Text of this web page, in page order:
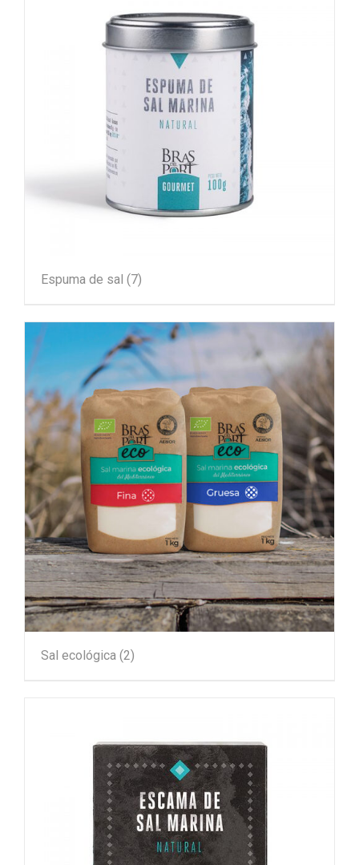
Espuma de sal (7)
Sal ecológica (2)